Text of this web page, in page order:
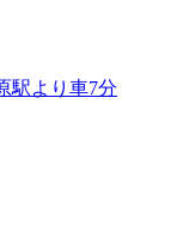
駅より車7分